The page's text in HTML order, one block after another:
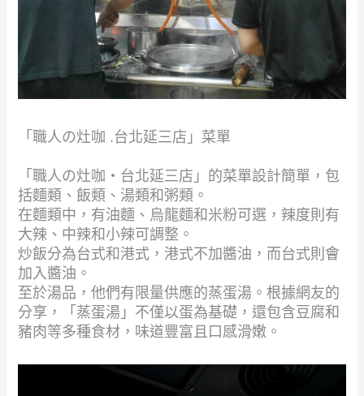
「職人の灶咖 .台北延三店」菜單
「職人の灶咖‧台北延三店」的菜單設計簡單，包
括麵類、飯類、湯類和粥類。
在麵類中，有油麵、烏龍麵和米粉可選，辣度則有
大辣、中辣和小辣可調整。
炒飯分為台式和港式，港式不加醬油，而台式則會
加入醬油。
至於湯品，他們有限量供應的蒸蛋湯。根據網友的
分享，「蒸蛋湯」不僅以蛋為基礎，還包含豆腐和
豬肉等多種食材，味道豐富且口感滑嫩。